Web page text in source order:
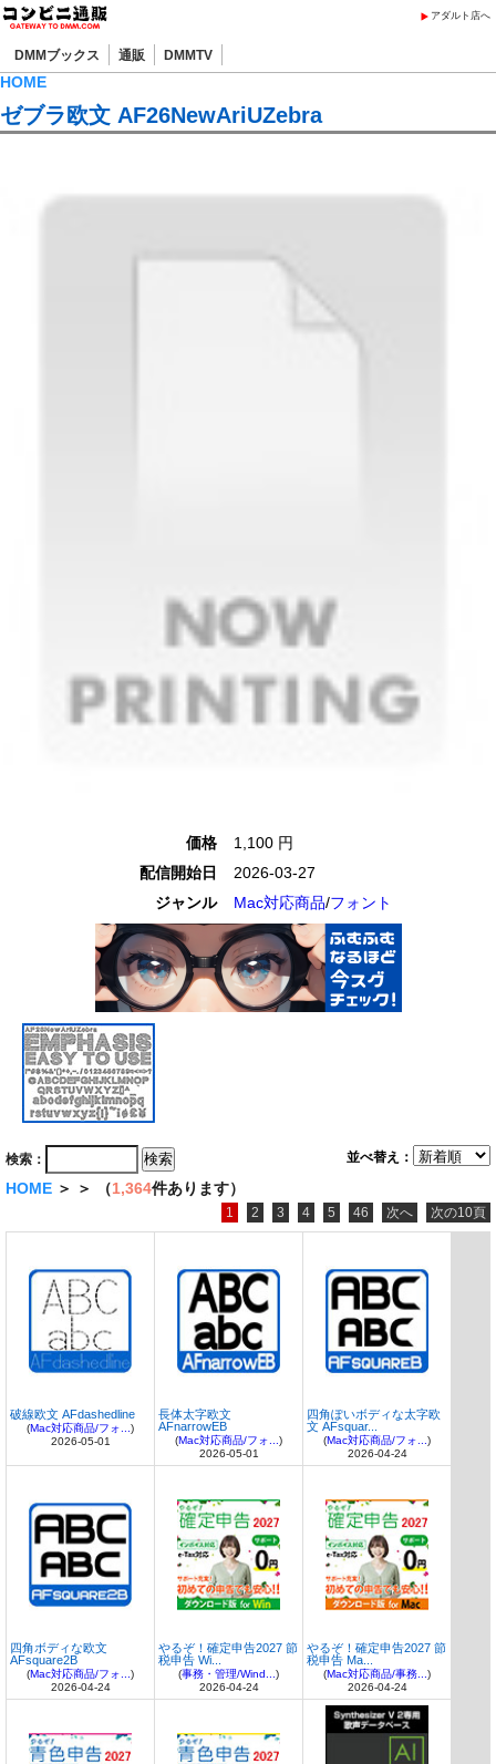
アダルト店へ
DMMブックス 通販 DMMTV
HOME
ゼブラ欧文 AF26NewAriUZebra
価格
1,100 円
配信開始日
2026-03-27
ジャンル
Mac対応商品/フォント
並べ替え：
検索：
HOME ＞ ＞ （1,364件あります）
1 2 3 4 5 46 次へ 次の10頁
破線欧文 AFdashedline
(Mac対応商品/フォ... )
2026-05-01
長体太字欧文
AFnarrowEB
(Mac対応商品/フォ... )
2026-05-01
四角ぽいボディな太字欧
文 AFsquar...
(Mac対応商品/フォ... )
2026-04-24
四角ボディな欧文
AFsquare2B
(Mac対応商品/フォ... )
2026-04-24
やるぞ！確定申告2027 節
税申告 Wi...
(事務・管理/Wind... )
2026-04-24
やるぞ！確定申告2027 節
税申告 Ma...
(Mac対応商品/事務... )
2026-04-24